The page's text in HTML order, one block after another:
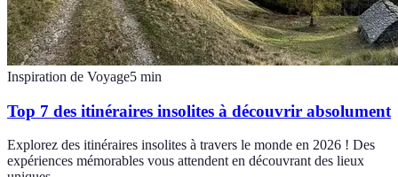
Inspiration de Voyage5 min
Top 7 des itinéraires insolites à découvrir absolument
Explorez des itinéraires insolites à travers le monde en 2026 ! Des
expériences mémorables vous attendent en découvrant des lieux